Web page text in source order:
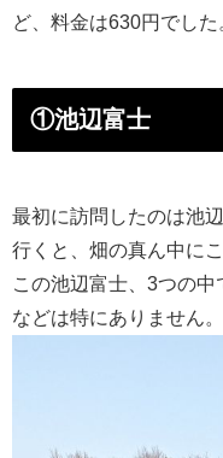
ど、料金は630円でした
①池辺富士
最初に訪問したのは池
行くと、畑の真ん中に
この池辺富士、3つの
などは特にありません。